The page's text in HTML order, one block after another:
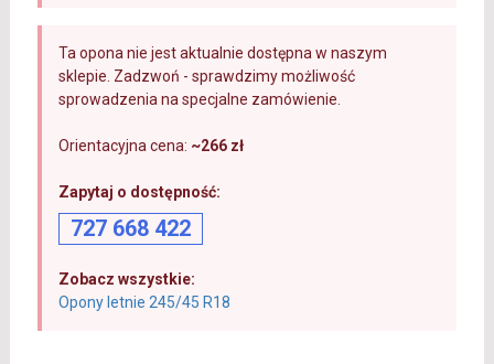
Ta opona nie jest aktualnie dostępna w naszym
sklepie. Zadzwoń - sprawdzimy możliwość
sprowadzenia na specjalne zamówienie.
Orientacyjna cena: ~266 zł
Zapytaj o dostępność:
727 668 422
Zobacz wszystkie:
Opony letnie 245/45 R18